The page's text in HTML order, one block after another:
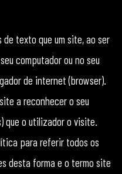
texto que um site, ao ser
computador ou no seu
de internet (browser).
a reconhecer o seu
que o utilizador o visite.
para referir todos os
desta forma e o termo site